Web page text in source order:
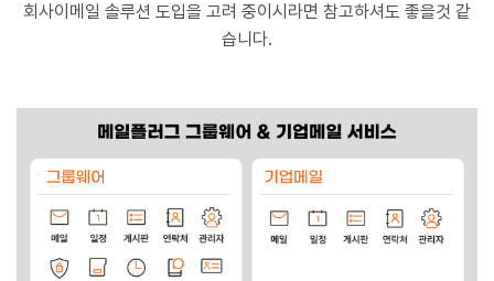
회사이메일 솔루션 도입을 고려 중이시라면 참고하셔도 좋을것 같
습니다.